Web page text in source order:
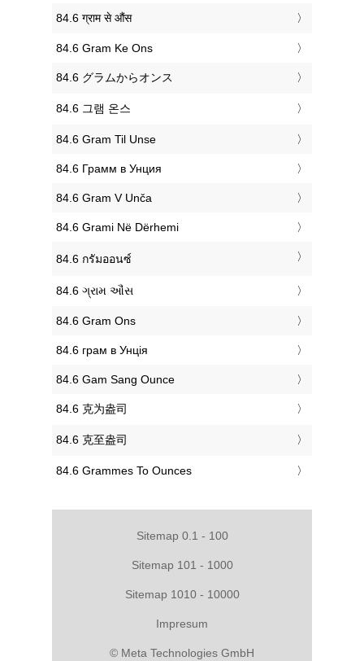
‎84.6 ग्राम से औंस
‎84.6 Gram Ke Ons
‎84.6 グラムからオンス
‎84.6 그램 온스
‎84.6 Gram Til Unse
‎84.6 Грамм в Унция
‎84.6 Gram V Unča
‎84.6 Grami Në Dërhemi
‎84.6 กรัมออนซ์
‎84.6 ગ્રામ ઔંસ
‎84.6 Gram Ons
‎84.6 грам в Унція
‎84.6 Gam Sang Ounce
‎84.6 克为盎司
‎84.6 克至盎司
‎84.6 Grammes To Ounces
Sitemap 0.1 - 100
Sitemap 101 - 1000
Sitemap 1010 - 10000
Impresum
© Meta Technologies GmbH